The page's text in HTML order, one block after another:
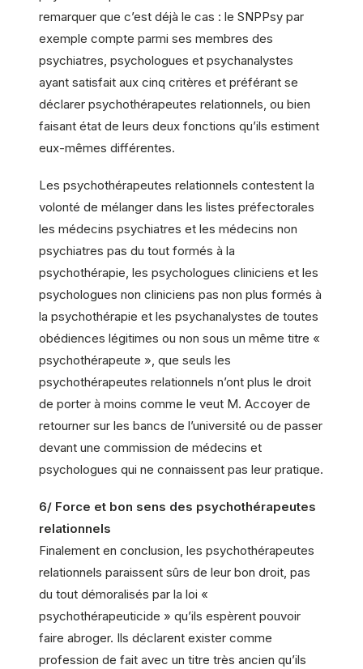
remarquer que c’est déjà le cas : le SNPPsy par
exemple compte parmi ses membres des
psychiatres, psychologues et psychanalystes
ayant satisfait aux cinq critères et préférant se
déclarer psychothérapeutes relationnels, ou bien
faisant état de leurs deux fonctions qu’ils estiment
eux-mêmes différentes.
Les psychothérapeutes relationnels contestent la
volonté de mélanger dans les listes préfectorales
les médecins psychiatres et les médecins non
psychiatres pas du tout formés à la
psychothérapie, les psychologues cliniciens et les
psychologues non cliniciens pas non plus formés à
la psychothérapie et les psychanalystes de toutes
obédiences légitimes ou non sous un même titre «
psychothérapeute », que seuls les
psychothérapeutes relationnels n’ont plus le droit
de porter à moins comme le veut M. Accoyer de
retourner sur les bancs de l’université ou de passer
devant une commission de médecins et
psychologues qui ne connaissent pas leur pratique.
6/ Force et bon sens des psychothérapeutes
relationnels
Finalement en conclusion, les psychothérapeutes
relationnels paraissent sûrs de leur bon droit, pas
du tout démoralisés par la loi «
psychothérapeuticide » qu’ils espèrent pouvoir
faire abroger. Ils déclarent exister comme
profession de fait avec un titre très ancien qu’ils